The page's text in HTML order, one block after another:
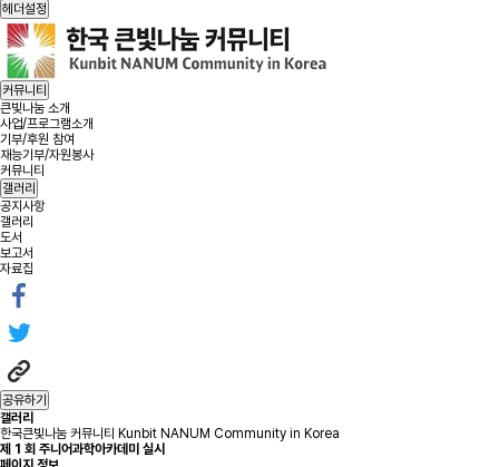
헤더설정
커뮤니티
큰빛나눔 소개
사업/프로그램소개
기부/후원 참여
재능기부/자원봉사
커뮤니티
갤러리
공지사항
갤러리
도서
보고서
자료집
공유하기
갤러리
한국큰빛나눔 커뮤니티 Kunbit NANUM Community in Korea
제 1 회 주니어과학아카데미 실시